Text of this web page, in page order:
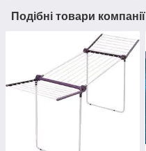
Подібні товари компанії